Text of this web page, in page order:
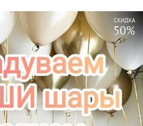
СКИДКА
50%